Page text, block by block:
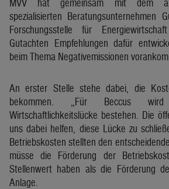
spezialisierten Beratungsunternehmen
Forschungsstelle für
Gutachten Empfehlungen dafür
beim Thema Negativemissionen
An erster Stelle stehe dabei, die
bekommen. „Für Beccus
Wirtschaftlichkeitslücke bestehen. Die
uns dabei helfen, diese Lücke zu
Betriebskosten stellten den
müsse die Förderung der
Stellenwert haben als die Förderung
Anlage.